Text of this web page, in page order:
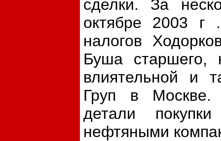
сделки. За
октябре 2003 г
налогов
Буша старшего,
влиятельной и
Груп в Москве.
детали
нефтяными